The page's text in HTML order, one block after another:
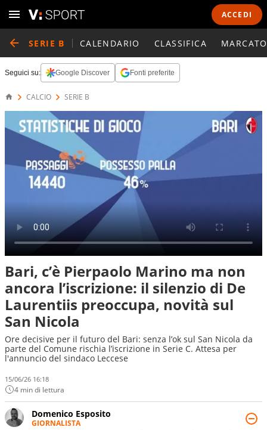
ACCEDI
SERIE B CALENDARIO CLASSIFICA
Seguici su: Google Discover Fonti preferite
CALCIO SERIE B
Bari, c’è Pierpaolo Marino ma non
ancora l’iscrizione: il silenzio di De
Laurentiis preoccupa, novità sul
San Nicola
Ore decisive per il futuro del Bari: senza l’ok sul San Nicola da
parte del Comune rischia l’iscrizione in Serie C. Attesa per
l'annuncio del sindaco Leccese
15/06/26 16:18
4 min di lettura
Domenico Esposito
GIORNALISTA